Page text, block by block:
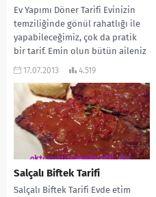
Ev Yapımı Döner Tarifi Evinizin
temziliğinde gönül rahatlığı ile
yapabileceğimiz, çok da pratik
bir tarif. Emin olun bütün aileniz
bayılacak…...
17.07.2013 4.519
Salçalı Biftek Tarifi
Salçalı Biftek Tarifi Evde etim